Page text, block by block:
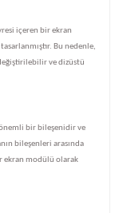
içeren bir ekran
Bu nedenle,
ve dizüstü
bir bileşenidir ve
bileşenleri arasında
ekran modülü olarak